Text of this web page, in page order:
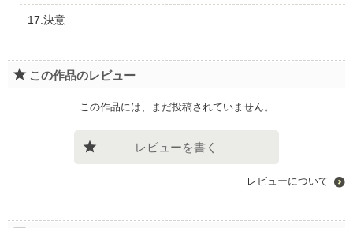
17.決意
この作品のレビュー
この作品には、まだ投稿されていません。
レビューを書く
レビューについて